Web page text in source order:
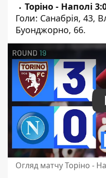
Торіно - Наполі
Голи: Санабрія, 43,
Буонджорно, 66.
Огляд матчу Торіно -